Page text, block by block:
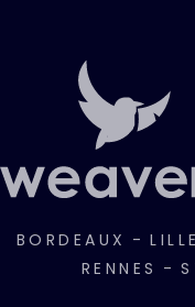
BORDEAUX - LILLE
RENNES -